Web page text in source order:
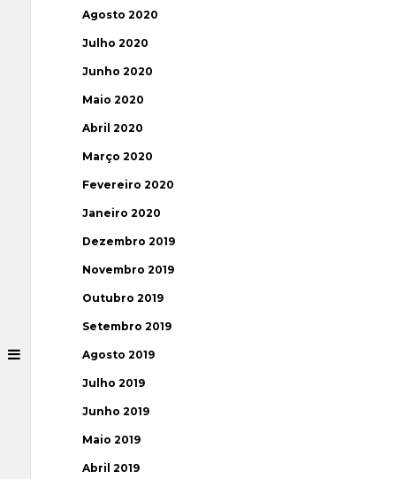
Agosto 2020
Julho 2020
Junho 2020
Maio 2020
Abril 2020
Março 2020
Fevereiro 2020
Janeiro 2020
Dezembro 2019
Novembro 2019
Outubro 2019
Setembro 2019
Agosto 2019
Julho 2019
Junho 2019
Maio 2019
Abril 2019